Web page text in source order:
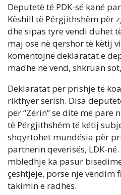
Deputetë të PDK-së kanë
Këshill të Përgjithshëm për
dhe sipas tyre vendi duhet
maj ose në qershor të këtij
komentojnë deklaratat e
madhe në vend, shkruan
Deklaratat për prishje të
rikthyer sërish. Disa
për “Zërin” se ditë më parë
të Përgjithshëm të këtij
shqyrtohet mundësia për
partnerin qeverisës, LDK-
mbledhje ka pasur
çështjeje, porse një vendim
takimin e radhës.